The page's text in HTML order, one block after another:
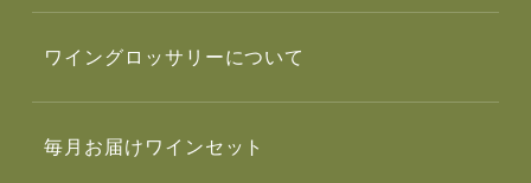
ワイングロッサリーについて
毎月お届けワインセット